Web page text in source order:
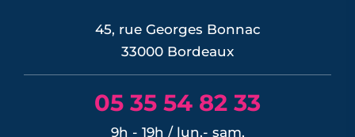
45, rue Georges Bonnac
33000 Bordeaux
05 35 54 82 33
9h - 19h / lun.- sam.